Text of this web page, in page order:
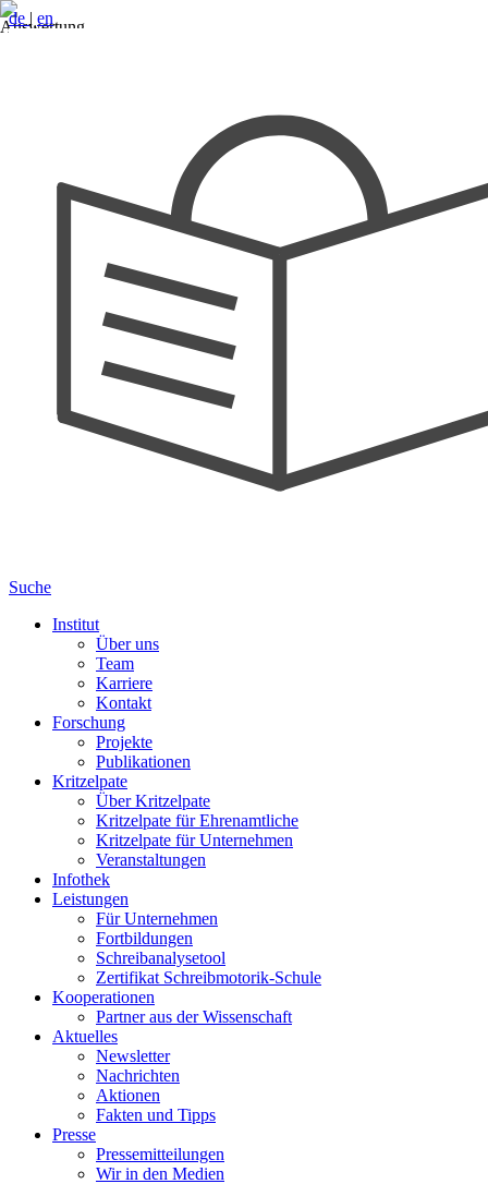
de | en
Suche
Institut
Über uns
Team
Karriere
Kontakt
Forschung
Projekte
Publikationen
Kritzelpate
Über Kritzelpate
Kritzelpate für Ehrenamtliche
Kritzelpate für Unternehmen
Veranstaltungen
Infothek
Leistungen
Für Unternehmen
Fortbildungen
Schreibanalysetool
Zertifikat Schreibmotorik-Schule
Kooperationen
Partner aus der Wissenschaft
Aktuelles
Newsletter
Nachrichten
Aktionen
Fakten und Tipps
Presse
Pressemitteilungen
Wir in den Medien